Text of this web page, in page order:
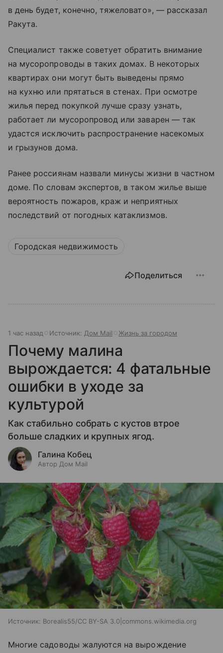
в день будет, конечно, тяжеловато», — рассказал
Ракута.
Специалист также советует обратить внимание
на мусоропроводы в таких домах. В некоторых
квартирах они могут быть выведены прямо
на кухню или прятаться в стенах. При осмотре
жилья перед покупкой лучше сразу узнать,
работает ли мусоропровод или заварен — так
удастся исключить распространение насекомых
и грызунов дома.
Ранее россиянам назвали минусы жизни в частном
доме. По словам экспертов, в таком жилье выше
вероятность пожаров, краж и неприятных
последствий от погодных катаклизмов.
Городская недвижимость
Поделиться
1 час назад Источник: Дом Mail Жизнь за городом
Почему малина
вырождается: 4 фатальные
ошибки в уходе за
культурой
Как стабильно собрать с кустов втрое
больше сладких и крупных ягод.
Галина Кобец
Автор Дом Mail
Источник: Borealis55/CC BY-SA 3.0|commons.wikimedia.org
Многие садоводы жалуются на вырождение